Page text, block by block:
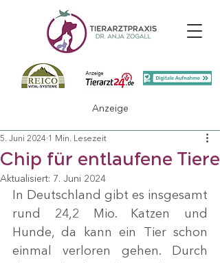
Anzeige
Chip für entlaufene Tiere
5. Juni 2024 1 Min. Lesezeit
Aktualisiert: 7. Juni 2024
In Deutschland gibt es insgesamt
rund 24,2 Mio. Katzen und
Hunde, da kann ein Tier schon
einmal verloren gehen. Durch